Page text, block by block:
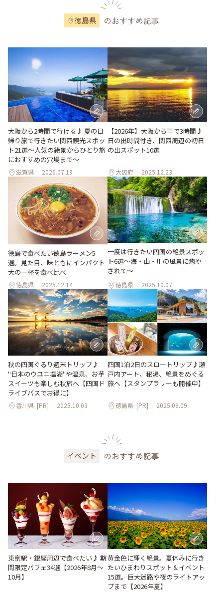
徳島県 のおすすめ記事
大阪から2時間で行ける♪ 夏の日
帰り旅で行きたい関西観光スポッ
ト21選～人気の絶景からひとり旅
におすすめの穴場まで～
滋賀県 2026.07.19
【2026年】大阪から車で3時間♪
日の出時間付き、関西周辺の初日
の出スポット10選
大阪府 2025.12.23
徳島で食べたい徳島ラーメン5
選。見た目、味ともにインパクト
大の一杯を食べ比べ
徳島県 2025.12.14
一度は行きたい四国の絶景スポッ
ト6選〜海・山・川の風景に癒や
されて〜
徳島県 2025.10.07
秋の四国ぐるり週末トリップ♪
"日本のウユニ塩湖"や温泉、お芋
スイーツも楽しむ秋旅へ【四国ド
ライブパスでお得に】
香川県 [PR] 2025.10.03
四国1泊2日のスロートリップ♪瀬
戸内アート、秘湯、絶景をめぐる
旅へ【スタンプラリーも開催中】
徳島県 [PR] 2025.09.09
イベント のおすすめ記事
東京駅・銀座周辺で食べたい♪ 期
間限定パフェ34選【2026年8月～
10月】
黄金色に輝く絶景。夏休みに行き
たいひまわりスポット＆イベント
15選。巨大迷路や夜のライトアッ
プまで【2026年夏】